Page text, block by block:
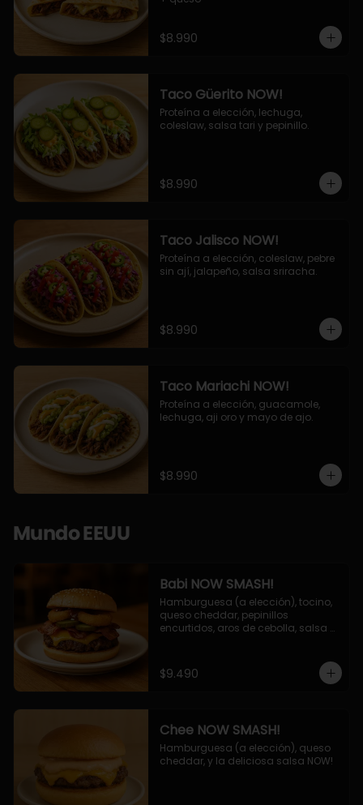
$8.990
Taco Güerito NOW!
Proteína a elección, lechuga,
coleslaw, salsa tari y pepinillo.
$8.990
Taco Jalisco NOW!
Proteína a elección, coleslaw, pebre
sin ají, jalapeño, salsa sriracha.
$8.990
Taco Mariachi NOW!
Proteína a elección, guacamole,
lechuga, aji oro y mayo de ajo.
$8.990
Mundo EEUU
Babi NOW SMASH!
Hamburguesa (a elección), tocino,
queso cheddar, pepinillos
encurtidos, aros de cebolla, salsa
$9.490
Chee NOW SMASH!
Hamburguesa (a elección), queso
cheddar, y la deliciosa salsa NOW!